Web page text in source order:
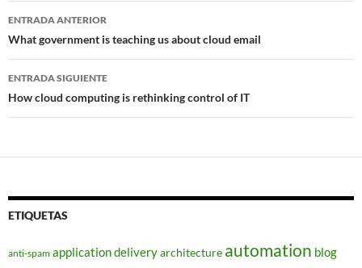
Navegador
de
entradas
ENTRADA ANTERIOR
What government is teaching us about cloud email
ENTRADA SIGUIENTE
How cloud computing is rethinking control of IT
ETIQUETAS
anti-spam application deliveryarchitecture automation blog